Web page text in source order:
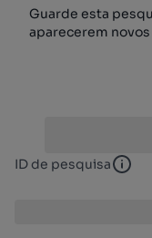
Guarde esta
aparecerem
ID de pesquisa ID